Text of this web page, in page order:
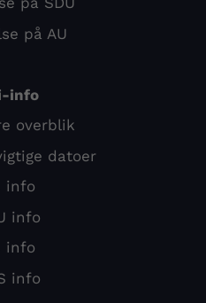
på AU
info
overblik
datoer
info
info
info
info